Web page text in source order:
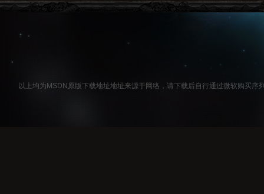
以上均为MSDN原版下载地址地址来源于网络，请下载后自行通过微软购买